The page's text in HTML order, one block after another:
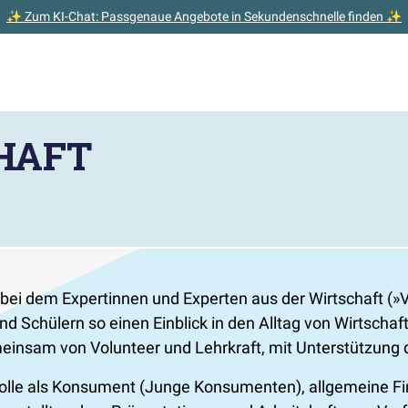
✨ Zum KI-Chat: Passgenaue Angebote in Sekundenschnelle finden ✨
dem Expertinnen und Experten aus der Wirtschaft
Schülern so einen Einblick in den Alltag von
von Volunteer und Lehrkraft, mit Unterstützung
als Konsument (Junge Konsumenten), allgemeine